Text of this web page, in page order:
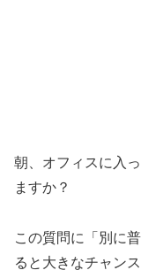
朝、オフィスに入
ますか？
この質問に「別に
ると大きなチャン